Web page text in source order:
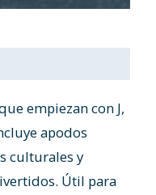
empiezan con J,
apodos
culturales y
Útil para